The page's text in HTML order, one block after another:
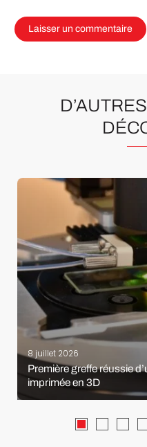
8 juillet 2026
Première greffe réussie
imprimée en 3D